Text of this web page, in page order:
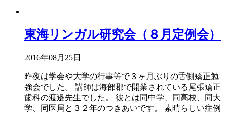
東海リンガル研究会（８月定例会）
2016年08月25日
昨夜は学会や大学の行事等で３ヶ月ぶりの舌側矯正勉
強会でした。 講師は海部郡で開業されている尾張矯正
歯科の渡邉先生でした。 彼とは同中学、同高校、同大
学、同医局と３２年のつきあいです。 素晴らしい症例